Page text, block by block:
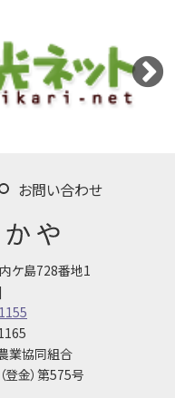
ケ島728番地1
業協同組合
金）第575号
お問い合わせ